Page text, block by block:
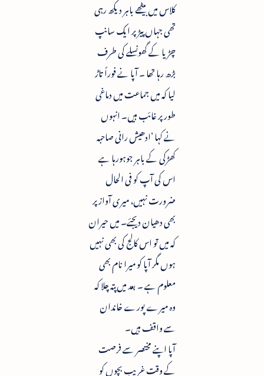
کلاس میں بیٹھے باہر دیکھ رہی
تھی جہاں پیڑ پر ایک سانپ
چڑیا کے گھونسلے کی طرف
بڑھ رہا تھا ۔ آپا نے فوراً تاڑ
لیا کہ میں جماعت میں دماغی
طور پر غائب ہیں۔ انہوں
نے کہا ’ادھیش رانی صاحبہ
کھڑکی کے باہر جوہورہا ہے
اس کی آپ کو فی الحال
ضرورت نہیں، میری آواز پر
بھی دھیان دیجئے۔ میں حیران
کہ میں تو اس کالج کی بھی نہیں
ہوں مگر آپا کو میرا نام بھی
معلوم ہے ۔ بعد میں پتہ چلا کہ
وہ میرے پورے خاندان
سے واقف ہیں۔
آپا اپنے مختصر سے فرصت
کے وقت غریب بچوں کو